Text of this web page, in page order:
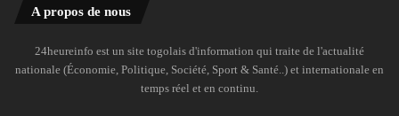
A propos de nous
24heureinfo est un site togolais d'information qui traite de l'actualité
nationale (Économie, Politique, Société, Sport & Santé..) et internationale en
temps réel et en continu.